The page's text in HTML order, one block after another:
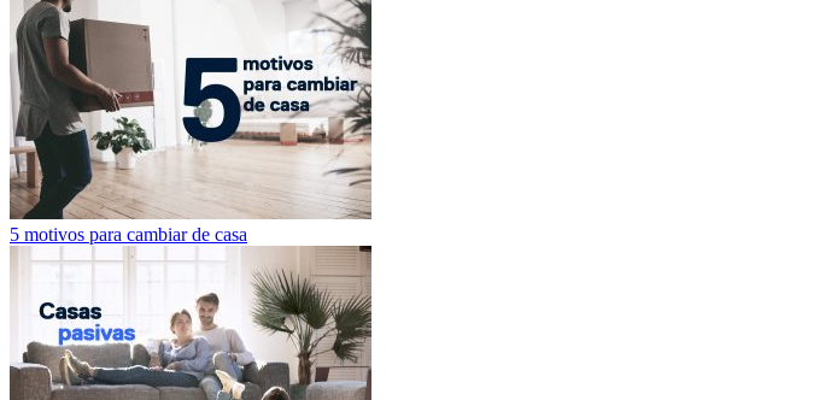
5 motivos para cambiar de casa